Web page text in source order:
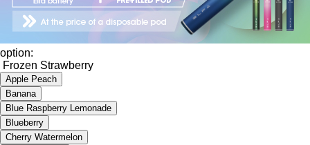
option:
Frozen Strawberry
Apple Peach
Banana
Blue Raspberry Lemonade
Blueberry
Cherry Watermelon